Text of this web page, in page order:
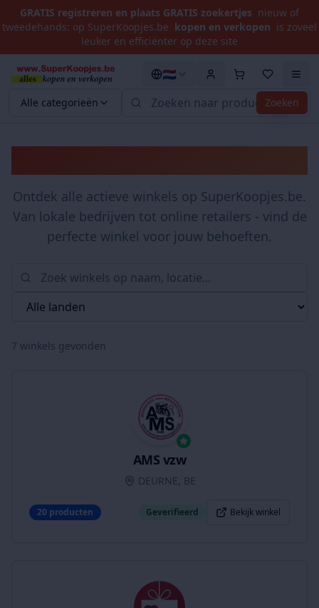
GRATIS registreren en plaats GRATIS zoekertjes nieuw of
tweedehands: op SuperKoopjes.be kopen en verkopen is zoveel
leuker en efficiënter op deze site
Alle categorieën Zoeken
🇳🇱
Ontdek alle actieve winkels op SuperKoopjes.be.
Van lokale bedrijven tot online retailers - vind de
perfecte winkel voor jouw behoeften.
7 winkels gevonden
AMS vzw
DEURNE, BE
20 producten Geverifieerd Bekijk winkel